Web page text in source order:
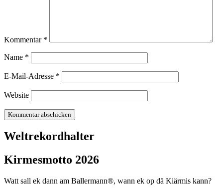
Kommentar *
Name *
E-Mail-Adresse *
Website
Weltrekordhalter
Kirmesmotto 2026
Watt sall ek dann am Ballermann®, wann ek op dä Kiärmis kann?